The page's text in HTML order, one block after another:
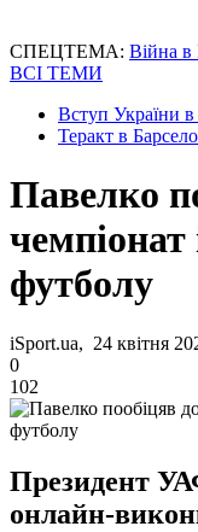
СПЕЦТЕМА: Війна в
ВСІ ТЕМИ
Вступ України
Теракт в
Павелко
чемпіонат
футболу
iSport.ua, 24 квітня
0
102
Президент
онлайн-